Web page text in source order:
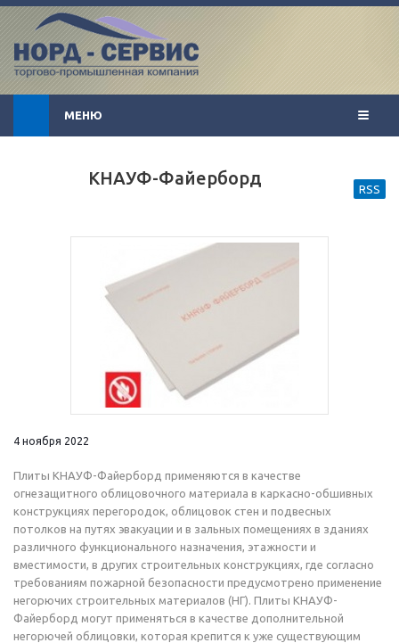
МЕНЮ
КНАУФ-Файерборд
RSS
4 ноября 2022
Плиты КНАУФ-Файерборд применяются в качестве
огнезащитного облицовочного материала в каркасно-обшивных
конструкциях перегородок, облицовок стен и подвесных
потолков на путях эвакуации и в зальных помещениях в зданиях
различного функционального назначения, этажности и
вместимости, в других строительных конструкциях, где согласно
требованиям пожарной безопасности предусмотрено применение
негорючих строительных материалов (НГ). Плиты КНАУФ-
Файерборд могут применяться в качестве дополнительной
негорючей облицовки, которая крепится к уже существующим